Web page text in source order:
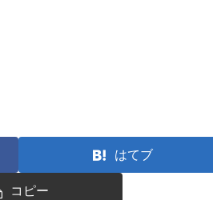
はてブ
コピー